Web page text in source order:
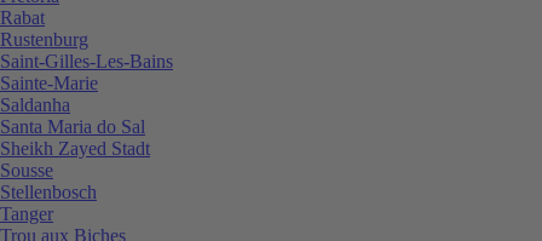
Rabat
Rustenburg
Saint-Gilles-Les-Bains
Sainte-Marie
Saldanha
Santa Maria do Sal
Sheikh Zayed Stadt
Sousse
Stellenbosch
Tanger
Trou aux Biches